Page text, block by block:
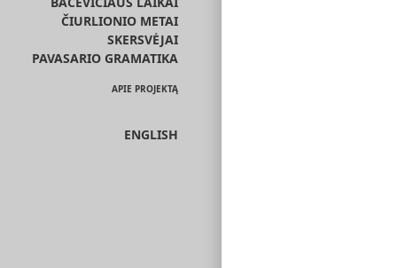
ČIURLIONIO METAI
SKERSVĖJAI
PAVASARIO GRAMATIKA
APIE PROJEKTĄ
ENGLISH